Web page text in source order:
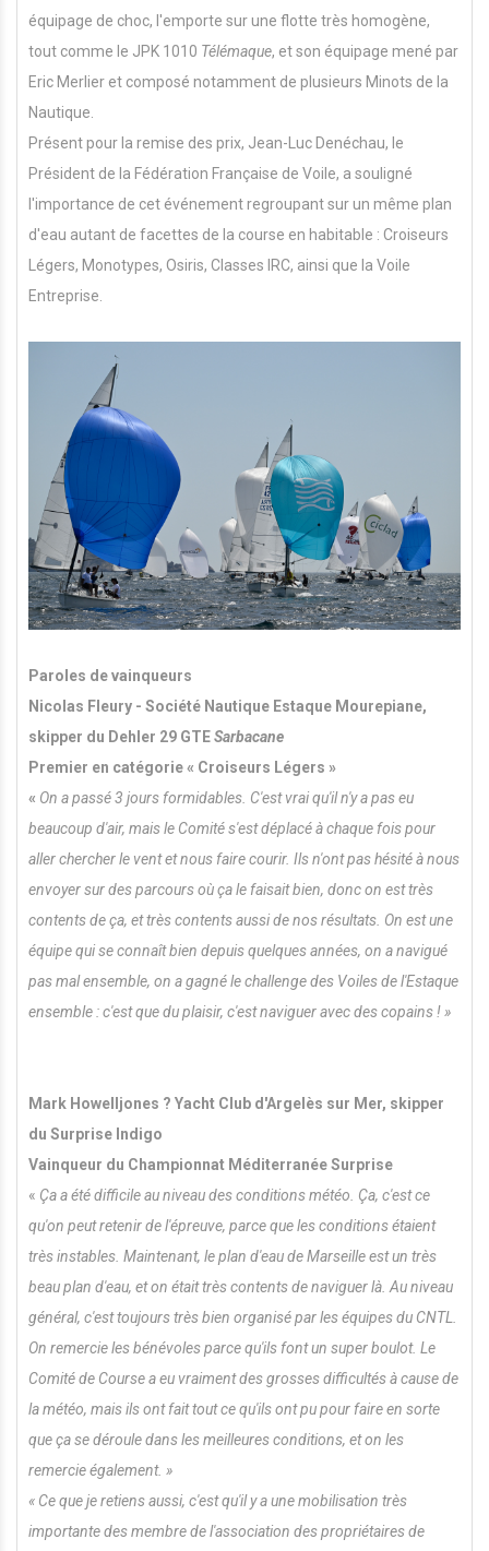
équipage de choc, l'emporte sur une flotte très homogène,
tout comme le JPK 1010 Télémaque, et son équipage mené par
Eric Merlier et composé notamment de plusieurs Minots de la
Nautique.
Présent pour la remise des prix, Jean-Luc Denéchau, le
Président de la Fédération Française de Voile, a souligné
l'importance de cet événement regroupant sur un même plan
d'eau autant de facettes de la course en habitable : Croiseurs
Légers, Monotypes, Osiris, Classes IRC, ainsi que la Voile
Entreprise.
Paroles de vainqueurs
Nicolas Fleury - Société Nautique Estaque Mourepiane,
skipper du Dehler 29 GTESarbacane
Premier en catégorie « Croiseurs Légers »
« On a passé 3 jours formidables. C'est vrai qu'il n'y a pas eu
beaucoup d'air, mais le Comité s'est déplacé à chaque fois pour
aller chercher le vent et nous faire courir. Ils n'ont pas hésité à nous
envoyer sur des parcours où ça le faisait bien, donc on est très
contents de ça, et très contents aussi de nos résultats. On est une
équipe qui se connaît bien depuis quelques années, on a navigué
pas mal ensemble, on a gagné le challenge des Voiles de l'Estaque
ensemble : c'est que du plaisir, c'est naviguer avec des copains ! »
Mark Howelljones ? Yacht Club d'Argelès sur Mer, skipper
du Surprise Indigo
Vainqueur du Championnat Méditerranée Surprise
« Ça a été difficile au niveau des conditions météo. Ça, c'est ce
qu'on peut retenir de l'épreuve, parce que les conditions étaient
très instables. Maintenant, le plan d'eau de Marseille est un très
beau plan d'eau, et on était très contents de naviguer là. Au niveau
général, c'est toujours très bien organisé par les équipes du CNTL.
On remercie les bénévoles parce qu'ils font un super boulot. Le
Comité de Course a eu vraiment des grosses difficultés à cause de
la météo, mais ils ont fait tout ce qu'ils ont pu pour faire en sorte
que ça se déroule dans les meilleures conditions, et on les
remercie également. »
« Ce que je retiens aussi, c'est qu'il y a une mobilisation très
importante des membre de l'association des propriétaires de